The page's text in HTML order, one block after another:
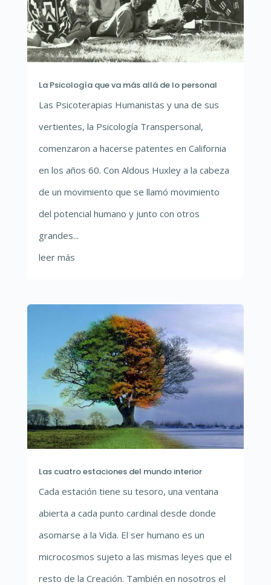
La Psicología que va más allá de lo personal
Las Psicoterapias Humanistas y una de sus
vertientes, la Psicología Transpersonal,
comenzaron a hacerse patentes en California
en los años 60. Con Aldous Huxley a la cabeza
de un movimiento que se llamó movimiento
del potencial humano y junto con otros
grandes...
leer más
Las cuatro estaciones del mundo interior
Cada estación tiene su tesoro, una ventana
abierta a cada punto cardinal desde donde
asomarse a la Vida. El ser humano es un
microcosmos sujeto a las mismas leyes que el
resto de la Creación. También en nosotros el